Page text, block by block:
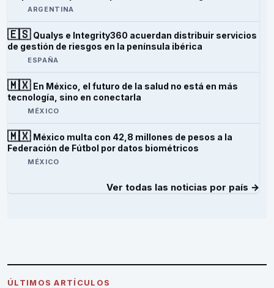
ARGENTINA
🇪🇸 Qualys e Integrity360 acuerdan distribuir servicios
de gestión de riesgos en la península ibérica
ESPAÑA
🇲🇽 En México, el futuro de la salud no está en más
tecnología, sino en conectarla
MÉXICO
🇲🇽 México multa con 42,8 millones de pesos a la
Federación de Fútbol por datos biométricos
MÉXICO
Ver todas las noticias por país →
ÚLTIMOS ARTÍCULOS